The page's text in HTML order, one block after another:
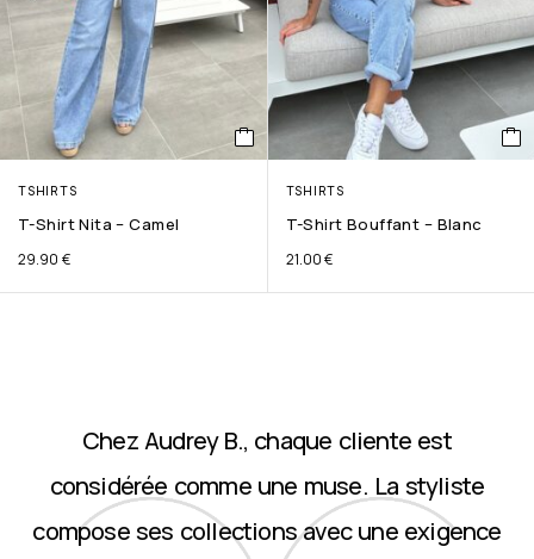
TSHIRTS
T-Shirt Nita – Camel
29.90 €
TSHIRTS
T-Shirt Bouffant – Blanc
21.00€
Chez Audrey B., chaque cliente est
considérée comme une muse. La styliste
compose ses collections avec une exigence